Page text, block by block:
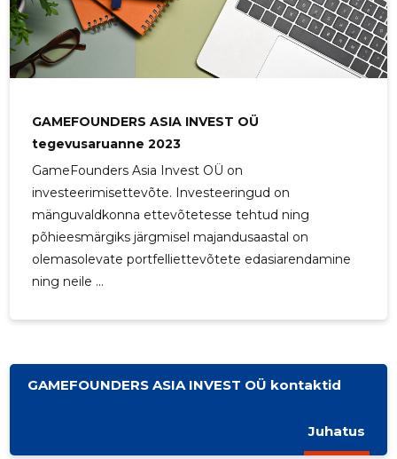
GAMEFOUNDERS ASIA INVEST OÜ
tegevusaruanne 2023
GameFounders Asia Invest OÜ on
investeerimisettevõte. Investeeringud on
mänguvaldkonna ettevõtetesse tehtud ning
põhieesmärgiks järgmisel majandusaastal on
olemasolevate portfelliettevõtete edasiarendamine
ning neile ...
GAMEFOUNDERS ASIA INVEST OÜ kontaktid
Juhatus